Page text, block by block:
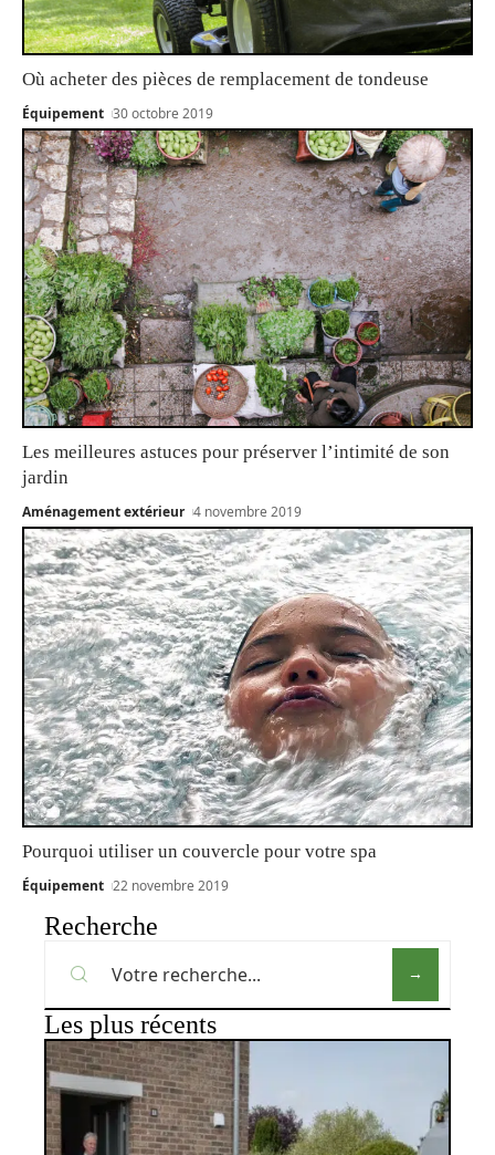
Où acheter des pièces de remplacement de tondeuse
Équipement 30 octobre 2019
Les meilleures astuces pour préserver l’intimité de son
jardin
Aménagement extérieur 4 novembre 2019
Pourquoi utiliser un couvercle pour votre spa
Équipement 22 novembre 2019
Recherche
Les plus récents